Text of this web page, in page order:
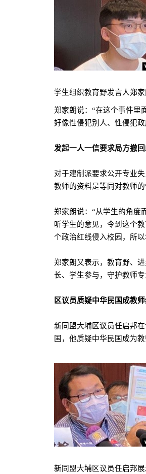
学生组织教育野发言人郑
郑家朗说：“在这个事件里
好像性侵犯别人、性侵犯
发起一人一信要求局方撤回
对于建制派要求公开专业
教师的资料是等同对教师
郑家朗说：“从学生的角度
听学生的意见，令到这个
个政治红线侵入校园，所
郑家朗又表示，教育野、
长、学生参与，守护教师
区议员质疑中华民国成教
新同盟大埔区议员任启邦
国，他质疑中华民国成为教
新同盟大埔区议员任启邦